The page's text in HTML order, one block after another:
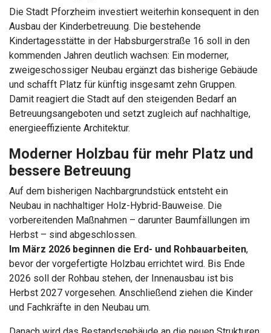
Die Stadt Pforzheim investiert weiterhin konsequent in den
Ausbau der Kinderbetreuung. Die bestehende
Kindertagesstätte in der Habsburgerstraße 16 soll in den
kommenden Jahren deutlich wachsen: Ein moderner,
zweigeschossiger Neubau ergänzt das bisherige Gebäude
und schafft Platz für künftig insgesamt zehn Gruppen.
Damit reagiert die Stadt auf den steigenden Bedarf an
Betreuungsangeboten und setzt zugleich auf nachhaltige,
energieeffiziente Architektur.
Moderner Holzbau für mehr Platz und
bessere Betreuung
Auf dem bisherigen Nachbargrundstück entsteht ein
Neubau in nachhaltiger Holz-Hybrid-Bauweise. Die
vorbereitenden Maßnahmen – darunter Baumfällungen im
Herbst – sind abgeschlossen.
Im März 2026 beginnen die Erd- und Rohbauarbeiten,
bevor der vorgefertigte Holzbau errichtet wird. Bis Ende
2026 soll der Rohbau stehen, der Innenausbau ist bis
Herbst 2027 vorgesehen. Anschließend ziehen die Kinder
und Fachkräfte in den Neubau um.